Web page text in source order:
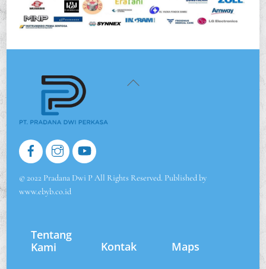
Back
© 2022 Pradana Dwi P All Rights Reserved. Published by
www.ebyb.co.id
Tentang
Kami
Kontak Maps